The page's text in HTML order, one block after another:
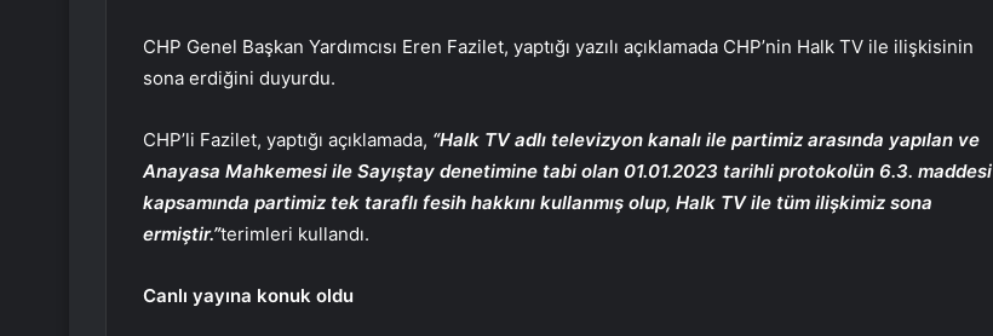
CHP Genel Başkan Yardımcısı Eren Fazilet, yaptığı yazılı açıklamada CHP’nin Halk TV ile ilişkisinin
sona erdiğini duyurdu.
CHP’li Fazilet, yaptığı açıklamada, “Halk TV adlı televizyon kanalı ile partimiz arasında yapılan ve
Anayasa Mahkemesi ile Sayıştay denetimine tabi olan 01.01.2023 tarihli protokolün 6.3. maddesi
kapsamında partimiz tek taraflı fesih hakkını kullanmış olup, Halk TV ile tüm ilişkimiz sona
ermiştir.”terimleri kullandı.
Canlı yayına konuk oldu